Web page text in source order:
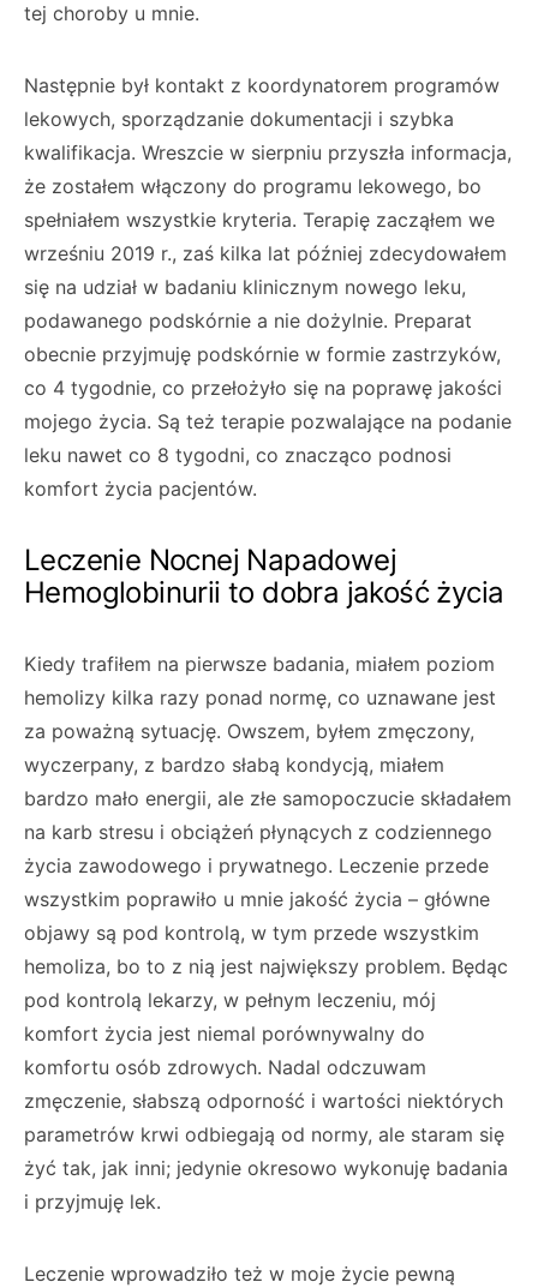
tej choroby u mnie.
Następnie był kontakt z koordynatorem programów
lekowych, sporządzanie dokumentacji i szybka
kwalifikacja. Wreszcie w sierpniu przyszła informacja,
że zostałem włączony do programu lekowego, bo
spełniałem wszystkie kryteria. Terapię zacząłem we
wrześniu 2019 r., zaś kilka lat później zdecydowałem
się na udział w badaniu klinicznym nowego leku,
podawanego podskórnie a nie dożylnie. Preparat
obecnie przyjmuję podskórnie w formie zastrzyków,
co 4 tygodnie, co przełożyło się na poprawę jakości
mojego życia. Są też terapie pozwalające na podanie
leku nawet co 8 tygodni, co znacząco podnosi
komfort życia pacjentów.
Leczenie Nocnej Napadowej
Hemoglobinurii to dobra jakość życia
Kiedy trafiłem na pierwsze badania, miałem poziom
hemolizy kilka razy ponad normę, co uznawane jest
za poważną sytuację. Owszem, byłem zmęczony,
wyczerpany, z bardzo słabą kondycją, miałem
bardzo mało energii, ale złe samopoczucie składałem
na karb stresu i obciążeń płynących z codziennego
życia zawodowego i prywatnego. Leczenie przede
wszystkim poprawiło u mnie jakość życia – główne
objawy są pod kontrolą, w tym przede wszystkim
hemoliza, bo to z nią jest największy problem. Będąc
pod kontrolą lekarzy, w pełnym leczeniu, mój
komfort życia jest niemal porównywalny do
komfortu osób zdrowych. Nadal odczuwam
zmęczenie, słabszą odporność i wartości niektórych
parametrów krwi odbiegają od normy, ale staram się
żyć tak, jak inni; jedynie okresowo wykonuję badania
i przyjmuję lek.
Leczenie wprowadziło też w moje życie pewną